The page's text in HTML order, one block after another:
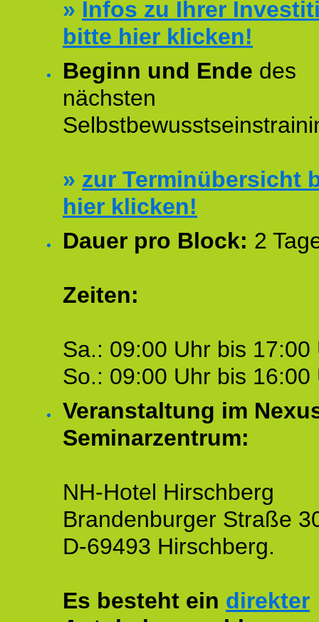
» Infos zu Ihrer
bitte hier klicken!
Beginn und Ende des
nächsten
» zur Terminübersicht
hier klicken!
Dauer pro Block: 2
Zeiten:
Sa.: 09:00 Uhr bis 17:00
So.: 09:00 Uhr bis 16:00
Veranstaltung im
Seminarzentrum:
NH-Hotel Hirschberg
Brandenburger Straße
D-69493 Hirschberg.
Es besteht ein direkter